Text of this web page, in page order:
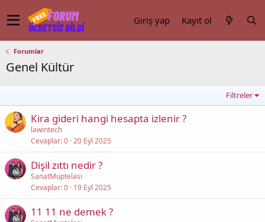
Giriş yap Kayıt ol
Forumlar
Genel Kültür
Filtreler
Kira gideri hangi hesapta izlenir ?
lawintech
Cevaplar 0 20 Eyl 2025
Dişil zıttı nedir ?
SanatMuptelasi
Cevaplar 0 19 Eyl 2025
11 11 ne demek ?